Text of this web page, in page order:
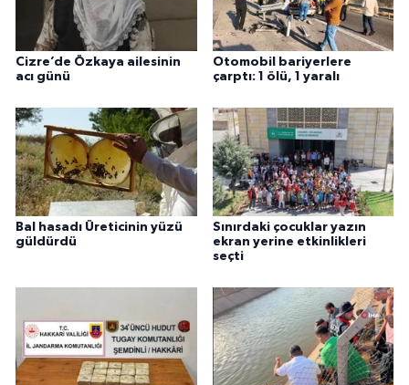
Cizre’de Özkaya ailesinin
acı günü
Otomobil bariyerlere
çarptı: 1 ölü, 1 yaralı
Bal hasadı Üreticinin yüzü
güldürdü
Sınırdaki çocuklar yazın
ekran yerine etkinlikleri
seçti